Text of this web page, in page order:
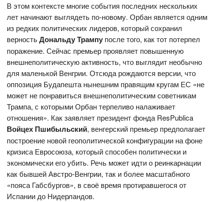
В этом контексте многие события последних нескольких
лет начинают выглядеть по-новому. Орбан является одним
из редких политических лидеров, который сохранил
верностьДональду Трампу после того, как тот потерпел
поражение. Сейчас премьер проявляет повышенную
внешнеполитическую активность, что выглядит необычно
для маленькой Венгрии. Отсюда рождаются версии, что
оппозиция Будапешта нынешним правящим кругам ЕС «не
может не понравиться внешнеполитическим советникам
Трампа, с которыми Орбан терпеливо налаживает
отношения». Как заявляет президент фонда ResPublica
Войцех Пшибыльский, венгерский премьер предполагает
построение новой геополитической конфигурации на фоне
кризиса Евросоюза, который способен политически и
экономически его убить. Речь может идти о реинкарнации
как бывшей Австро-Венгрии, так и более масштабного
«пояса Габсбургов», в своё время протиравшегося от
Испании до Нидерландов.